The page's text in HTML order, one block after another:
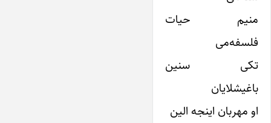
منیم حیات
فلسفه‌می
تکی سنین
باغیشلایان
او مهربان اینجه الین